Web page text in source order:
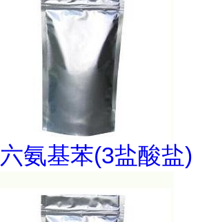
六氨基苯(3盐酸盐)